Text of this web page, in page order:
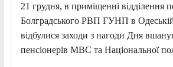
21 грудня, в приміщенні відділення
Болградського РВП ГУНП в Одеській
відбулися заходи з нагоди Дня
пенсіонерів МВС та Національної